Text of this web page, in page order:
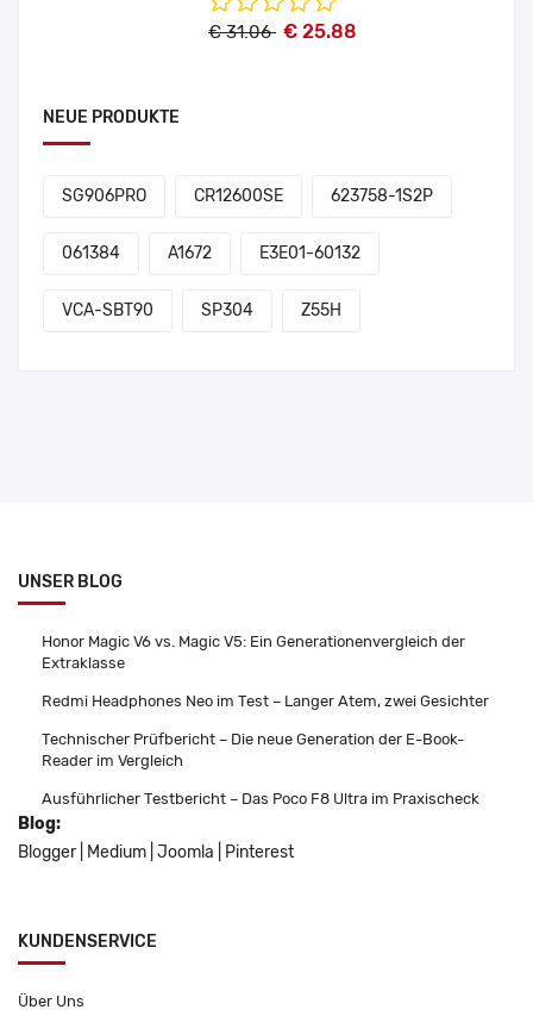
€ 31.06 € 25.88
NEUE PRODUKTE
SG906PRO CR12600SE 623758-1S2P
061384 A1672 E3E01-60132
VCA-SBT90 SP304 Z55H
UNSER BLOG
Honor Magic V6 vs. Magic V5: Ein Generationenvergleich der
Extraklasse
Redmi Headphones Neo im Test – Langer Atem, zwei Gesichter
Technischer Prüfbericht – Die neue Generation der E-Book-
Reader im Vergleich
Ausführlicher Testbericht – Das Poco F8 Ultra im Praxischeck
Blog:
Blogger
Medium Joomla Pinterest
KUNDENSERVICE
Über Uns